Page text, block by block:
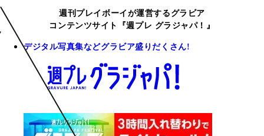
週刊プレイボーイが運営するグラビア
コンテンツサイト『週プレ グラジャパ！』
デジタル写真集などグラビア盛りだくさん!